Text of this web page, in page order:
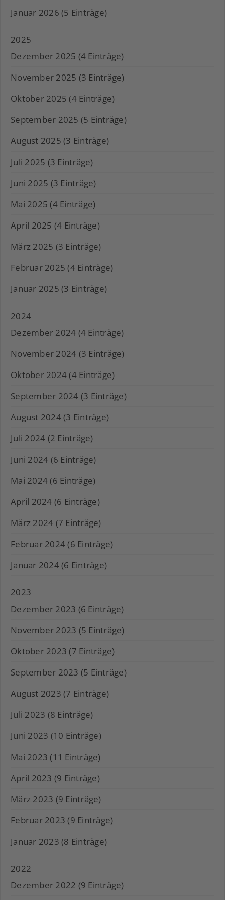
Januar 2026 (5 Einträge)
2025
Dezember 2025 (4 Einträge)
November 2025 (3 Einträge)
Oktober 2025 (4 Einträge)
September 2025 (5 Einträge)
August 2025 (3 Einträge)
Juli 2025 (3 Einträge)
Juni 2025 (3 Einträge)
Mai 2025 (4 Einträge)
April 2025 (4 Einträge)
März 2025 (3 Einträge)
Februar 2025 (4 Einträge)
Januar 2025 (3 Einträge)
2024
Dezember 2024 (4 Einträge)
November 2024 (3 Einträge)
Oktober 2024 (4 Einträge)
September 2024 (3 Einträge)
August 2024 (3 Einträge)
Juli 2024 (2 Einträge)
Juni 2024 (6 Einträge)
Mai 2024 (6 Einträge)
April 2024 (6 Einträge)
März 2024 (7 Einträge)
Februar 2024 (6 Einträge)
Januar 2024 (6 Einträge)
2023
Dezember 2023 (6 Einträge)
November 2023 (5 Einträge)
Oktober 2023 (7 Einträge)
September 2023 (5 Einträge)
August 2023 (7 Einträge)
Juli 2023 (8 Einträge)
Juni 2023 (10 Einträge)
Mai 2023 (11 Einträge)
April 2023 (9 Einträge)
März 2023 (9 Einträge)
Februar 2023 (9 Einträge)
Januar 2023 (8 Einträge)
2022
Dezember 2022 (9 Einträge)